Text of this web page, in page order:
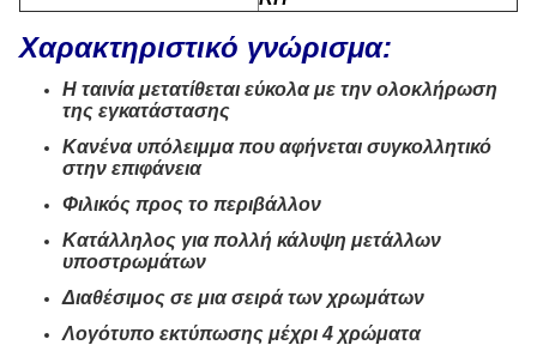
Χαρακτηριστικό γνώρισμα:
Η ταινία μετατίθεται εύκολα με την ολοκλήρωση
της εγκατάστασης
Κανένα υπόλειμμα που αφήνεται συγκολλητικό
στην επιφάνεια
Φιλικός προς το περιβάλλον
Κατάλληλος για πολλή κάλυψη μετάλλων
υποστρωμάτων
Διαθέσιμος σε μια σειρά των χρωμάτων
Λογότυπο εκτύπωσης μέχρι 4 χρώματα